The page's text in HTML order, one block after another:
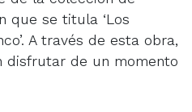
que se titula ‘Los
A través de esta obra,
disfrutar de un momento